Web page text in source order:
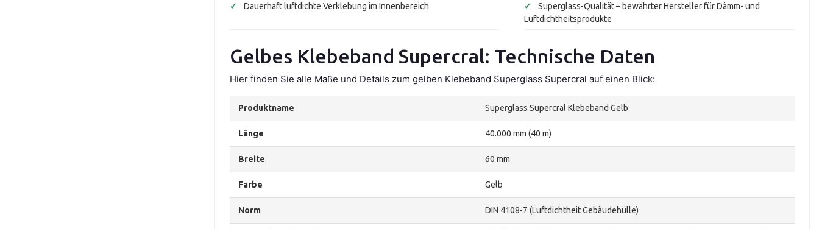
✓ Dauerhaft luftdichte Verklebung im Innenbereich ✓
Superglass-Qualität – bewährter Hersteller für Dämm- und
Luftdichtheitsprodukte
Gelbes Klebeband Supercral: Technische Daten
Hier finden Sie alle Maße und Details zum gelben Klebeband Superglass Supercral auf einen Blick:
Produktname Superglass Supercral Klebeband Gelb
Länge 40.000 mm (40 m)
Breite 60 mm
Farbe Gelb
Norm DIN 4108-7 (Luftdichtheit Gebäudehülle)